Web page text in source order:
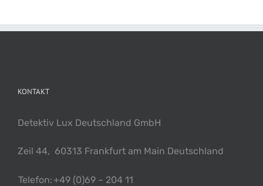
KONTAKT
Detektiv Lux Deutschland GmbH
Zeil 44, 60313 Frankfurt am Main Deutschland
Telefon: +49 (0)69 – 204 11